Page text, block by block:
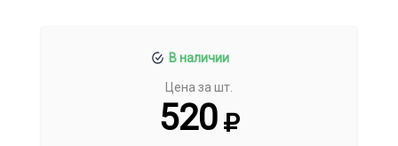
В наличии
Цена за шт.
520